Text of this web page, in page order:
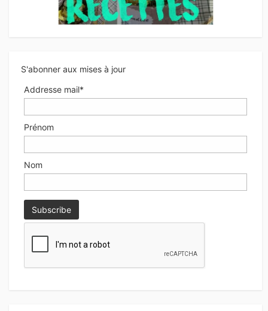
S'abonner aux mises à jour
Addresse mail*
Prénom
Nom